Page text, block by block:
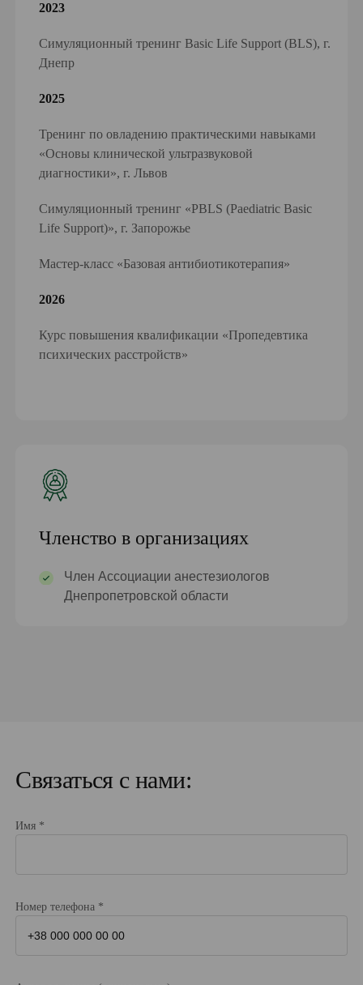
2023
Симуляционный тренинг Basic Life Support (BLS), г.
Днепр
2025
Тренинг по овладению практическими навыками
«Основы клинической ультразвуковой
диагностики», г. Львов
Симуляционный тренинг «PBLS (Paediatric Basic
Life Support)», г. Запорожье
Мастер-класс «Базовая антибиотикотерапия»
2026
Курс повышения квалификации «Пропедевтика
психических расстройств»
Членство в организациях
Член Ассоциации анестезиологов
Днепропетровской области
Связаться с нами:
Имя *
Номер телефона *